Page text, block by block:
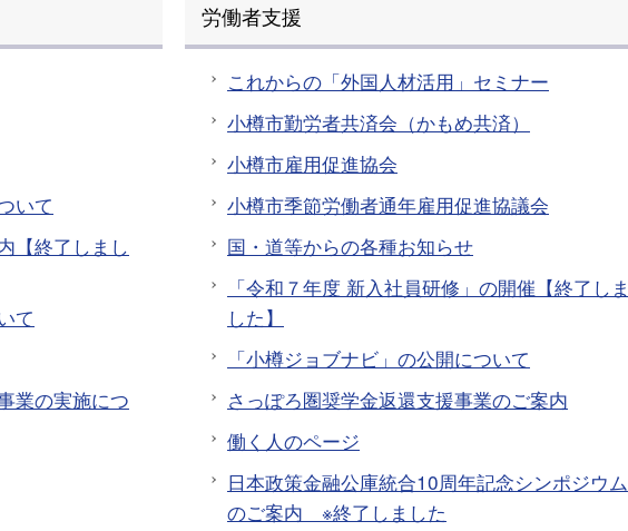
いて
【終了しまし
て
業の実施につ
労働者支援
これからの「外国人材活用」セミナー
小樽市勤労者共済会（かもめ共済）
小樽市雇用促進協会
小樽市季節労働者通年雇用促進協議会
国・道等からの各種お知らせ
「令和７年度 新入社員研修」の開催【終了しま
した】
「小樽ジョブナビ」の公開について
さっぽろ圏奨学金返還支援事業のご案内
働く人のページ
日本政策金融公庫統合10周年記念シンポジウム
のご案内 ※終了しました